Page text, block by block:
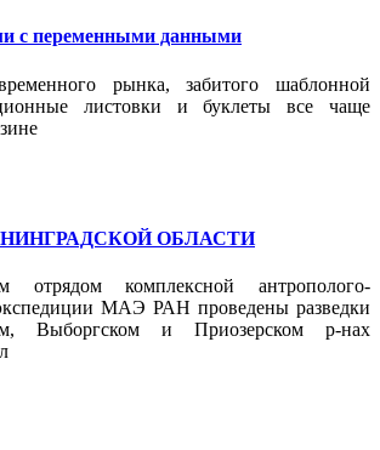
с переменными данными
рынка, забитого шаблонной
листовки и буклеты все чаще
ОБЛАСТИ
отрядом комплексной антрополого-
МАЭ РАН проведены разведки
Выборгском и Приозерском р-нах